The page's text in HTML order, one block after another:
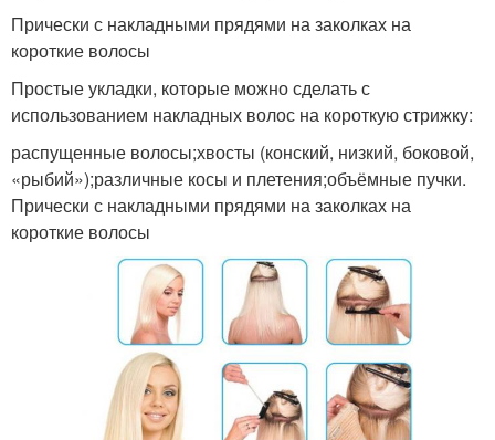
Прически с накладными прядями на заколках на
короткие волосы
Простые укладки, которые можно сделать с
использованием накладных волос на короткую стрижку:
распущенные волосы;хвосты (конский, низкий, боковой,
«рыбий»);различные косы и плетения;объёмные пучки.
Прически с накладными прядями на заколках на
короткие волосы